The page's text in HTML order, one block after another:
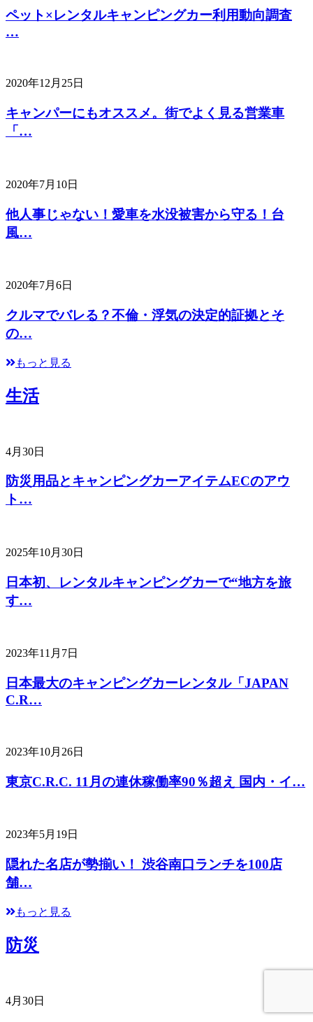
ペット×レンタルキャンピングカー利用動向調査
…
2020年12月25日
キャンパーにもオススメ。街でよく見る営業車
「…
2020年7月10日
他人事じゃない！愛車を水没被害から守る！台
風…
2020年7月6日
クルマでバレる？不倫・浮気の決定的証拠とそ
の…
もっと見る
生活
4月30日
防災用品とキャンピングカーアイテムECのアウ
ト…
2025年10月30日
日本初、レンタルキャンピングカーで“地方を旅
す…
2023年11月7日
日本最大のキャンピングカーレンタル「JAPAN
C.R…
2023年10月26日
東京C.R.C. 11月の連休稼働率90％超え 国内・イ…
2023年5月19日
隠れた名店が勢揃い！ 渋谷南口ランチを100店
舗…
もっと見る
防災
4月30日